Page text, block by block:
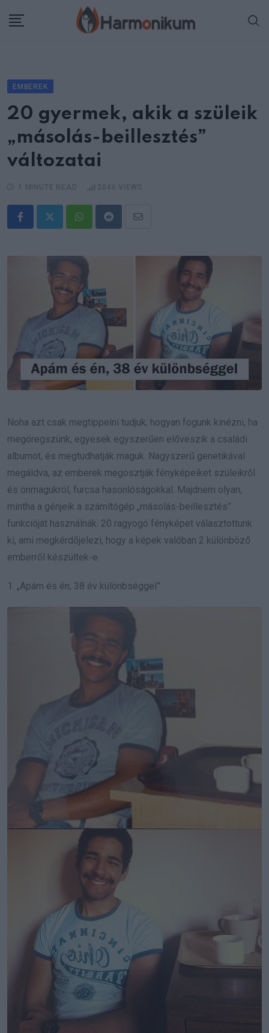
EMBEREK
20 gyermek, akik a szüleik
„másolás-beillesztés”
változatai
WhatsappRedditShare
Email
Noha azt csak megtippelni tudjuk, hogyan fogunk kinézni, ha
megöregszünk, egyesek egyszerűen előveszik a családi
albumot, és megtudhatják maguk. Nagyszerű genetikával
megáldva, az emberek megosztják fényképeiket szüleikről
és önmagukról, furcsa hasonlóságokkal. Majdnem olyan,
mintha a génjeik a számítógép „másolás-beillesztés”
funkcióját használnák. 20 ragyogó fényképet választottunk
ki, ami megkérdőjelezi, hogy a képek valóban 2 különböző
emberről készültek-e.
1. „Apám és én, 38 év különbséggel”